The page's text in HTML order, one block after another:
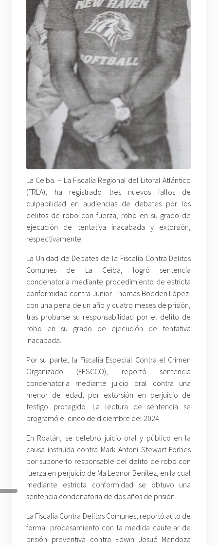
La Ceiba. – La Fiscalía Regional del Litoral Atlántico
(FRLA), ha registrado tres nuevos fallos de
culpabilidad en audiencias de debates por los
delitos de robo con fuerza, robo en su grado de
ejecución de tentativa inacabada y extorsión,
respectivamente.
La Unidad de Debates de la Fiscalía Contra Delitos
Comunes de La Ceiba, logró sentencia
condenatoria mediante procedimiento de estricta
conformidad contra Junior Thomas Bodden López,
con una pena de un año y cuatro meses de prisión,
tras probarse su responsabilidad por el delito de
robo en su grado de ejecución de tentativa
inacabada.
Por su parte, la Fiscalía Especial Contra el Crimen
Organizado (FESCCO), reportó sentencia
condenatoria mediante juicio oral contra una
menor de edad, por extorsión en perjuicio de
testigo protegido. La lectura de sentencia se
programó el cinco de diciembre del 2024.
En Roatán, se celebró juicio oral y público en la
causa instruida contra Mark Antoni Stewart Forbes
por suponerlo responsable del delito de robo con
fuerza en perjuicio de Ma Leonor Benítez, en la cual
mediante estricta conformidad se obtuvo una
sentencia condenatoria de dos años de prisión.
La Fiscalía Contra Delitos Comunes, reportó auto de
formal procesamiento con la medida cautelar de
prisión preventiva contra Edwin Josué Mendoza